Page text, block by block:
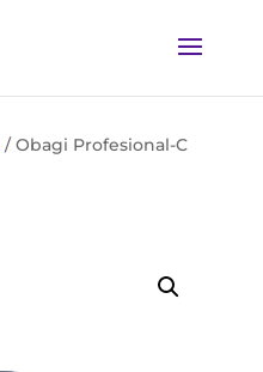
/ Obagi Profesional-C